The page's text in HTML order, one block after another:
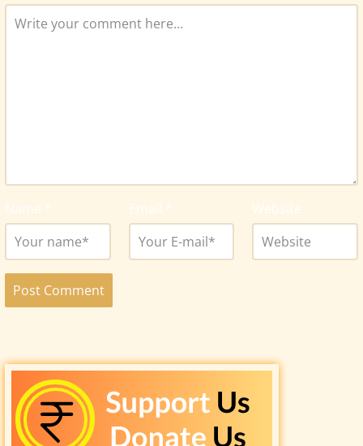
Name * Email * Website